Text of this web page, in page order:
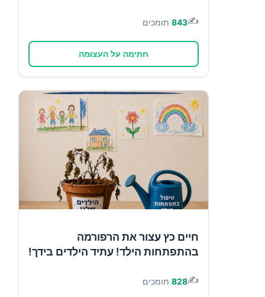
✍️
843 תומכים
חתימה על העצומה
חיים כץ עצור את הרפורמה
בהתפתחות הילד! עתיד הילדים בידך!
✍️
828 תומכים